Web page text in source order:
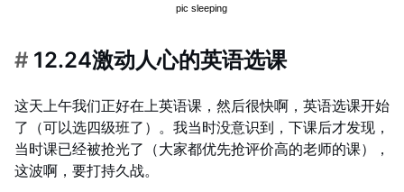
# 12.24激动人心的英语选课
这天上午我们正好在上英语课，然后很快啊，英语选课开始
了（可以选四级班了）。我当时没意识到，下课后才发现，
当时课已经被抢光了（大家都优先抢评价高的老师的课），
这波啊，要打持久战。